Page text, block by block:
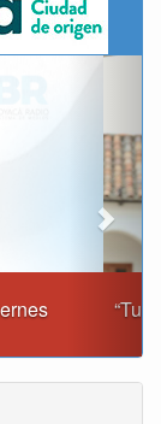
fallarle en